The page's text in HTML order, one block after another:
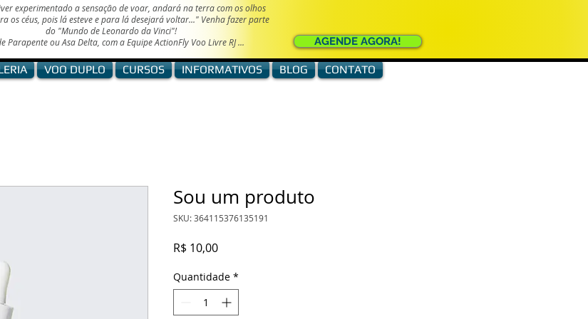
experimentado a sensação de voar, andará na terra com os olhos
os céus, pois lá esteve e para lá desejará voltar..." Venha fazer parte
do "Mundo deLeonardo da Vinci"!
Parapente ou Asa Delta, com a Equipe ActionFly Voo Livre RJ ...
AGENDE AGORA!
VOO DUPLO CURSOS INFORMATIVOS BLOG CONTATO
Sou um produto
SKU: 364115376135191
R$ 10,00Preço
Quantidade *